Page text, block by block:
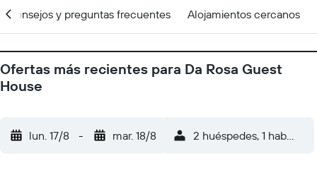
Consejos y preguntas frecuentes Alojamientos cercanos
Ofertas más recientes para Da Rosa Guest
House
lun. 17/8 - mar. 18/8 2 huéspedes, 1